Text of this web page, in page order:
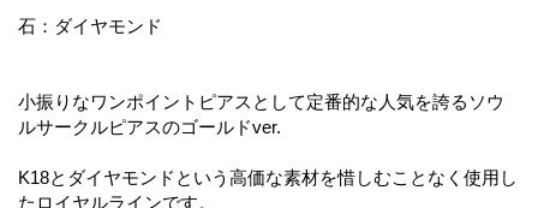
石：ダイヤモンド
小振りなワンポイントピアスとして定番的な人気を誇るソウ
ルサークルピアスのゴールドver.
K18とダイヤモンドという高価な素材を惜しむことなく使用し
たロイヤルラインです。